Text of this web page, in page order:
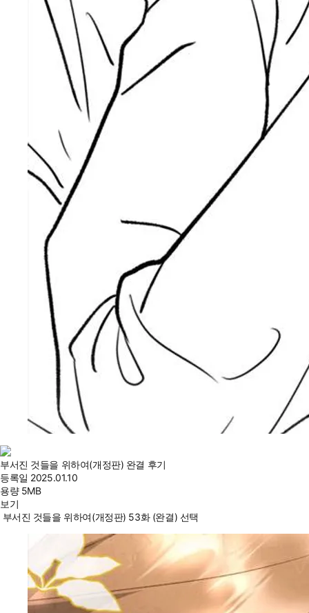
부서진 것들을 위하여(개정판) 완결 후기
등록일 2025.01.10
용량 5MB
보기
부서진 것들을 위하여(개정판) 53화 (완결) 선택